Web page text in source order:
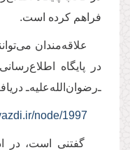
فراهم كرده است.
علاقه‌مندان
در پایگاه
ـ‌رضوان‌الله‌عليه‌ـ
node/1997
گفتنی است، در